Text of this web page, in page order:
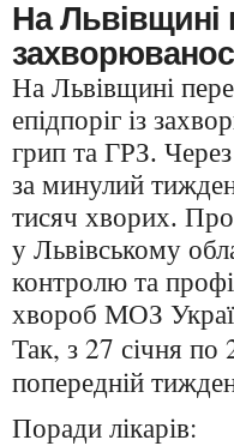
На Львівщині
На Львівщині
епідпоріг із
грип та ГРЗ.
за минулий
тисяч хворих.
у Львівському
контролю та
хвороб МОЗ
Так, з 27 січня по
попередній
Поради лікарів: